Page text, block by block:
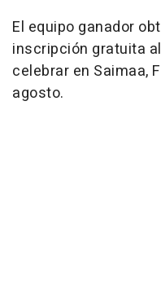
El equipo ganador
inscripción gratuita
celebrar en Saimaa,
agosto.